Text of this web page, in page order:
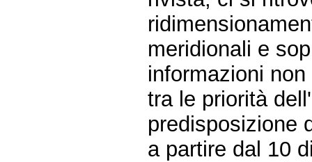
meridionali e
informazioni
tra le priorità
predisposizione
a partire dal 10